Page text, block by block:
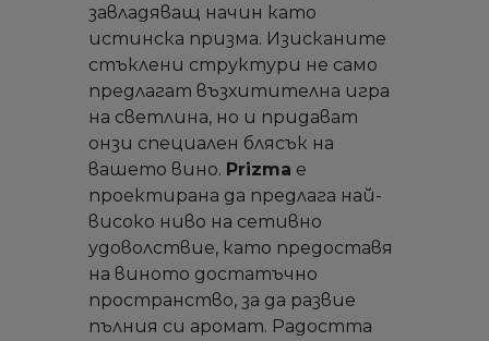
завладяващ начин като
истинска призма. Изисканите
стъклени структури не само
предлагат възхитителна игра
на светлина, но и придават
онзи специален блясък на
вашето вино. Prizma е
проектирана да предлага най-
високо ниво на сетивно
удоволствие, като предоставя
на виното достатъчно
пространство, за да развие
пълния си аромат. Радостта